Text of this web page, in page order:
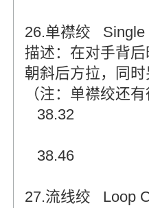
26.单襟绞 Single
描述：在对手背
朝斜后方拉，同
（注：单襟绞还
38.32
38.46
27.流线绞 Loop